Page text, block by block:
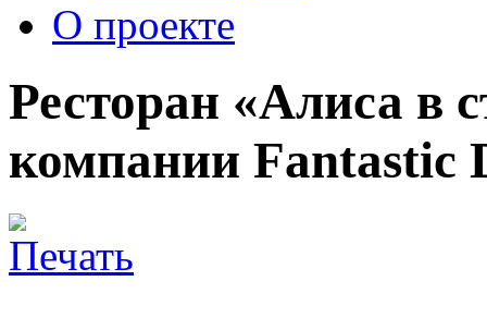
О проекте
Ресторан «Алиса в
компании Fantastic